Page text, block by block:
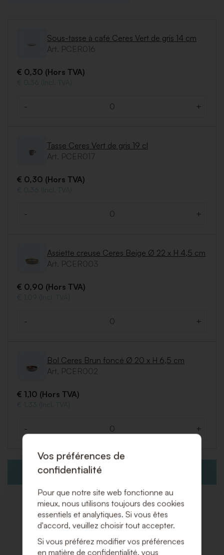
Sous-tasse à café Ceres Vert de gris 14 cm
Art. PCER016
€ 0,30 (Hors TVA)
€ 0,36 (Incl. TVA)
- +
Tasse Ceres Vert de gris 19 cl
Art. PCER017
€ 0,30 (Hors TVA)
€ 0,36 (Incl. TVA)
- +
Assiette creuse Ceres Beige Ø 22 x H 4,5 cm
Art. PCER003
€ 0,90 (Hors TVA)
€ 1,09 (Incl. TVA)
- +
Bol Ceres Brun foncé Ø 20 x H 6,5 cm
Art. PCER002
€ 1,10 (Hors TVA)
€ 1,33 (Incl. TVA)
Quantité
- +
AJOUTER À LA DEMANDE DE DEVIS
Produits associés
Vos préférences de
confidentialité
Pour que notre site web fonctionne au
mieux, nous utilisons toujours des cookies
essentiels et analytiques. Si vous êtes
d'accord, veuillez choisir tout accepter.
Si vous préférez modifier vos préférences
en matière de confidentialité, vous